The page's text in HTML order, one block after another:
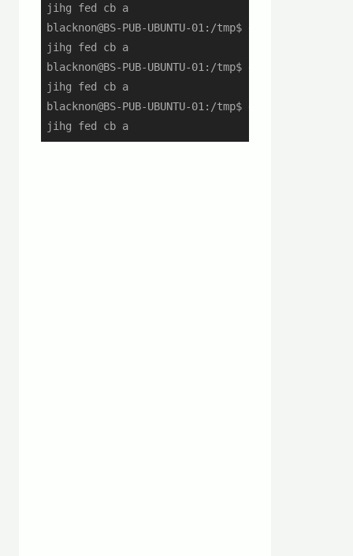
jihg fed cb a
blacknon@BS-PUB-UBUNTU-01:/tmp$ echo "a
jihg fed cb a
blacknon@BS-PUB-UBUNTU-01:/tmp$ echo
jihg fed cb a
blacknon@BS-PUB-UBUNTU-01:/tmp$ echo "a bc
jihg fed cb a